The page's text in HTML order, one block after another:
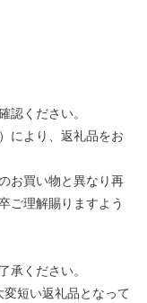
認ください。
により、返礼品をお
お買い物と異なり再
ご理解賜りますよう
承ください。
短い返礼品となって